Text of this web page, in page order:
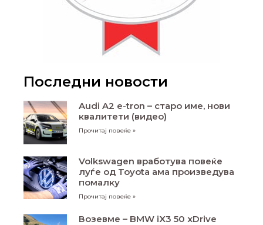
Последни новости
Audi A2 e-tron – старо име, нови
квалитети (видео)
Прочитај повеќе »
Volkswagen вработува повеќе
луѓе од Toyota ама произведува
помалку
Прочитај повеќе »
Возевме – BMW iX3 50 xDrive